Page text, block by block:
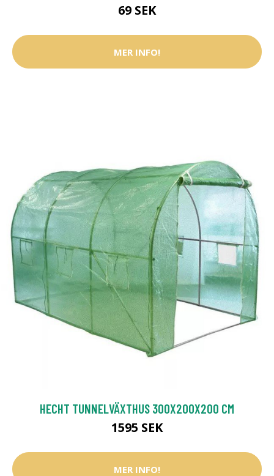
69 SEK
MER INFO!
HECHT TUNNELVÄXTHUS 300X200X200 CM
1595 SEK
MER INFO!